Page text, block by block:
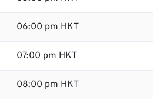
06:00 pm HKT
07:00 pm HKT
08:00 pm HKT